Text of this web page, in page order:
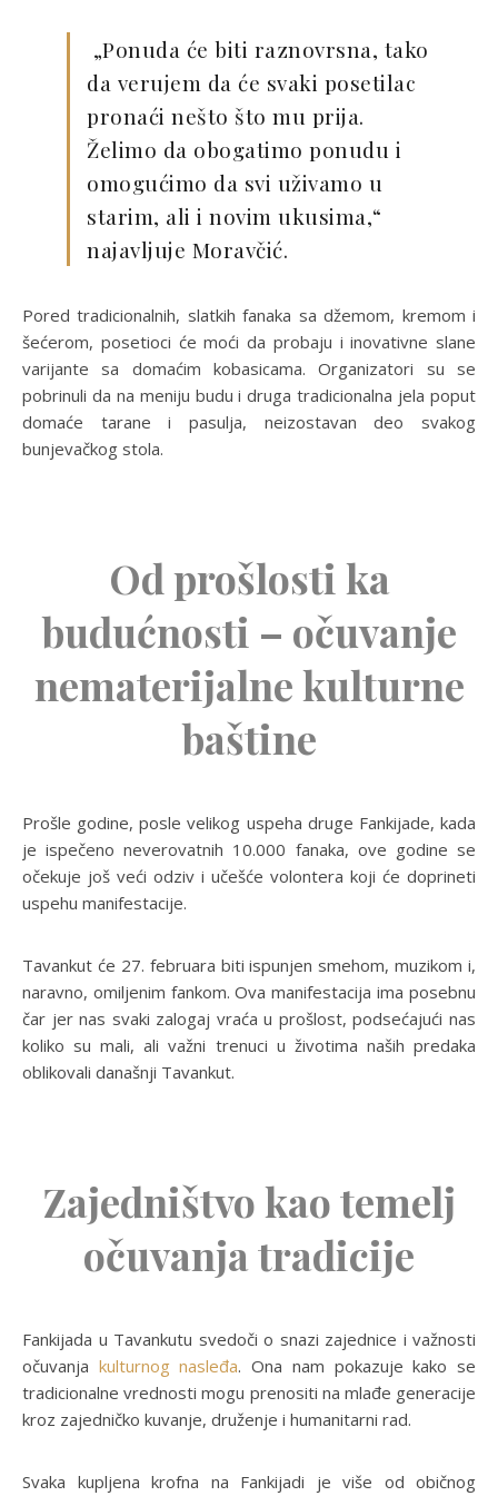
„Ponuda će biti raznovrsna, tako
da verujem da će svaki posetilac
pronaći nešto što mu prija.
Želimo da obogatimo ponudu i
omogućimo da svi uživamo u
starim, ali i novim ukusima,“
najavljuje Moravčić.
Pored tradicionalnih, slatkih fanaka sa džemom, kremom i
šećerom, posetioci će moći da probaju i inovativne slane
varijante sa domaćim kobasicama. Organizatori su se
pobrinuli da na meniju budu i druga tradicionalna jela poput
domaće tarane i pasulja, neizostavan deo svakog
bunjevačkog stola.
Od prošlosti ka
budućnosti – očuvanje
nematerijalne kulturne
baštine
Prošle godine, posle velikog uspeha druge Fankijade, kada
je ispečeno neverovatnih 10.000 fanaka, ove godine se
očekuje još veći odziv i učešće volontera koji će doprineti
uspehu manifestacije.
Tavankut će 27. februara biti ispunjen smehom, muzikom i,
naravno, omiljenim fankom. Ova manifestacija ima posebnu
čar jer nas svaki zalogaj vraća u prošlost, podsećajući nas
koliko su mali, ali važni trenuci u životima naših predaka
oblikovali današnji Tavankut.
Zajedništvo kao temelj
očuvanja tradicije
Fankijada u Tavankutu svedoči o snazi zajednice i važnosti
očuvanja kulturnog nasleđa. Ona nam pokazuje kako se
tradicionalne vrednosti mogu prenositi na mlađe generacije
kroz zajedničko kuvanje, druženje i humanitarni rad.
Svaka kupljena krofna na Fankijadi je više od običnog